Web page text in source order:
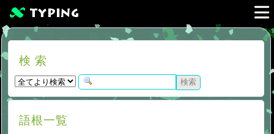
検 索
語根一覧